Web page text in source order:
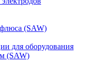
флюса (SAW)
для оборудования
(SAW)